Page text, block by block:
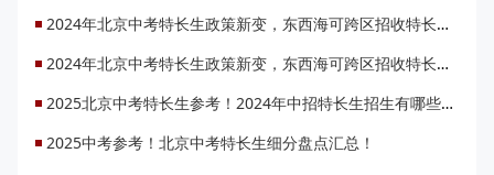
2024年北京中考特长生政策新变，东西海可跨区招收特长生！
2024年北京中考特长生政策新变，东西海可跨区招收特长生！
2025北京中考特长生参考！2024年中招特长生招生有哪些变化？
2025中考参考！北京中考特长生细分盘点汇总！